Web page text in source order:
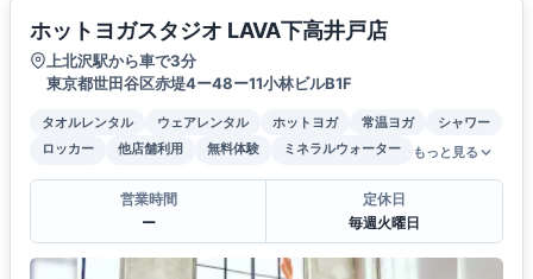
ホットヨガスタジオ LAVA下高井戸店
上北沢駅から車で3分
東京都世田谷区赤堤4ー48ー11小林ビルB1F
タオルレンタル ウェアレンタル ホットヨガ 常温ヨガ
シャワー
ロッカー
他店舗利用 無料体験 ミネラルウォーター もっと見る
営業時間
ー
定休日
毎週火曜日